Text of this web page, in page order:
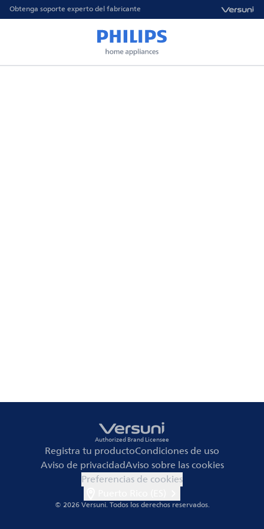
Obtenga soporte experto del fabricante
Authorized Brand Licensee
Registra tu productoCondiciones de uso
Aviso de privacidadAviso sobre las cookies
Preferencias de cookies
© 2026 Versuni.Todos los derechos reservados.